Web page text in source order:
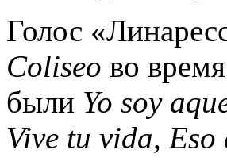
Голос
Coliseo во
были Yo soy
Vive tu vida,